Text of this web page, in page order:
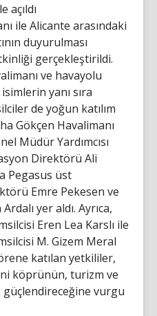
açıldı
ile Alicante arasındaki
duyurulması
gerçekleştirildi.
ve havayolu
yanı sıra
de yoğun katılım
Gökçen Havalimanı
Müdür Yardımcısı
Direktörü Ali
Pegasus üst
Emre Pekesen ve
yer aldı. Ayrıca,
Eren Lea Karslı ile
M. Gizem Meral
katılan yetkililer,
köprünün, turizm ve
güçlendireceğine vurgu